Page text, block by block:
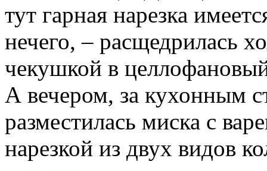
тут гарная нарезка
нечего, – расщедрилась
чекушкой в
А вечером, за кухонным
разместилась миска с
нарезкой из двух видов